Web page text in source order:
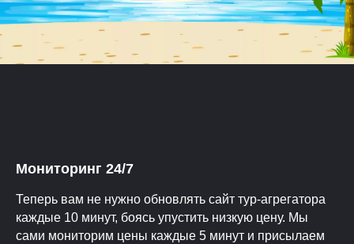
Мониторинг 24/7
Теперь вам не нужно обновлять сайт тур-агрегатора
каждые 10 минут, боясь упустить низкую цену. Мы
сами мониторим цены каждые 5 минут и присылаем